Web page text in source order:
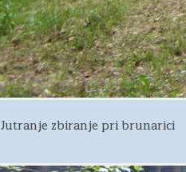
Jutranje zbiranje pri brunarici